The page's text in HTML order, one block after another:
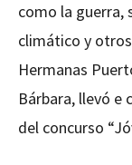
como la guerra,
climático y
Hermanas
Bárbara, llevó e
del concurso